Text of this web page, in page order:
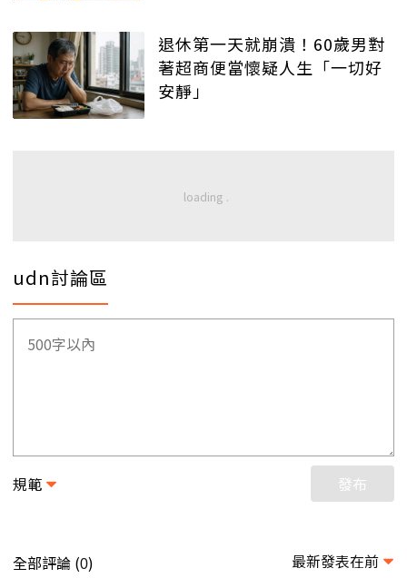
退休第一天就崩潰！60歲男對
著超商便當懷疑人生「一切好
安靜」
udn討論區
規範 發布
全部評論 (0) 最新發表在前